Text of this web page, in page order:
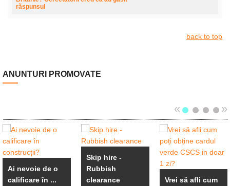
răspunsul
back to top
ANUNTURI PROMOVATE
« »
Ai nevoie de o
calificare în ...
Skip hire -
Rubbish
clearance
Vrei să afli cum